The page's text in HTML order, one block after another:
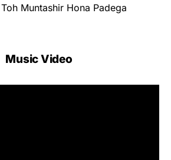
Muntashir Hona Padega
Music Video